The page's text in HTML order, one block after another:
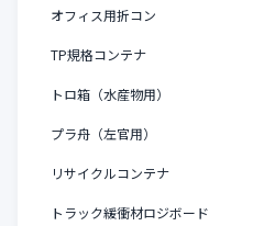
オフィス用折コン
TP規格コンテナ
トロ箱（水産物用）
プラ舟（左官用）
リサイクルコンテナ
トラック緩衝材ロジボード